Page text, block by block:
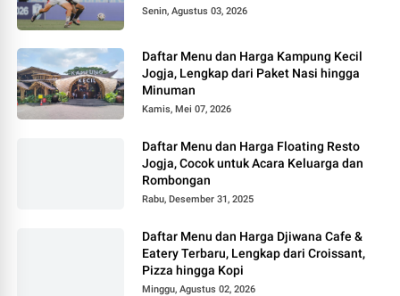
Senin, Agustus 03, 2026
Daftar Menu dan Harga Kampung Kecil
Jogja, Lengkap dari Paket Nasi hingga
Minuman
Kamis, Mei 07, 2026
Daftar Menu dan Harga Floating Resto
Jogja, Cocok untuk Acara Keluarga dan
Rombongan
Rabu, Desember 31, 2025
Daftar Menu dan Harga Djiwana Cafe &
Eatery Terbaru, Lengkap dari Croissant,
Pizza hingga Kopi
Minggu, Agustus 02, 2026